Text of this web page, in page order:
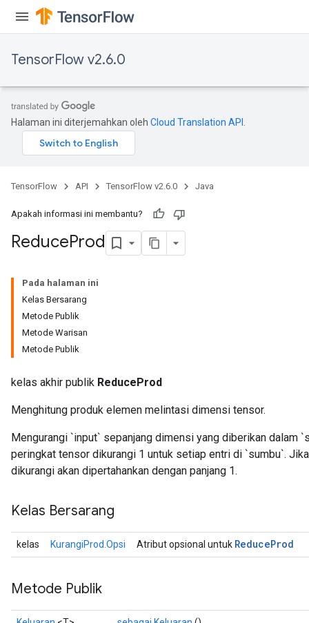
TensorFlow v2.6.0
Halaman ini diterjemahkan oleh Cloud Translation API
TensorFlow API TensorFlow v2.6.0 Java
Apakah informasi ini membantu?
ReduceProd
Pada halaman ini
Kelas Bersarang
Metode Publik
Metode Warisan
Metode Publik
kelas akhir publik ReduceProd
Menghitung produk elemen melintasi dimensi tensor.
Mengurangi `input` sepanjang dimensi yang diberikan dalam
peringkat tensor dikurangi 1 untuk setiap entri di `sumbu`.
dikurangi akan dipertahankan dengan panjang 1.
Kelas Bersarang
kelas KurangiProd.Opsi Atribut opsional untuk ReduceProd
Metode Publik